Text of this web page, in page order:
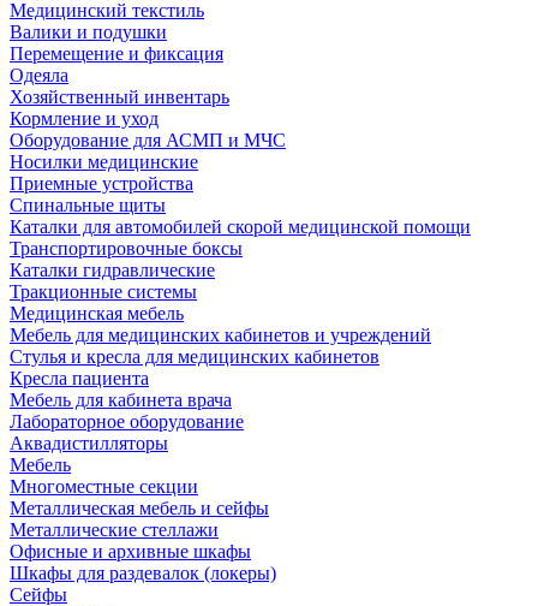
Медицинский текстиль
Валики и подушки
Перемещение и фиксация
Одеяла
Хозяйственный инвентарь
Кормление и уход
Оборудование для АСМП и МЧС
Носилки медицинские
Приемные устройства
Спинальные щиты
Каталки для автомобилей скорой медицинской помощи
Транспортировочные боксы
Каталки гидравлические
Тракционные системы
Медицинская мебель
Мебель для медицинских кабинетов и учреждений
Стулья и кресла для медицинских кабинетов
Кресла пациента
Мебель для кабинета врача
Лабораторное оборудование
Аквадистилляторы
Мебель
Многоместные секции
Металлическая мебель и сейфы
Металлические стеллажи
Офисные и архивные шкафы
Шкафы для раздевалок (локеры)
Сейфы